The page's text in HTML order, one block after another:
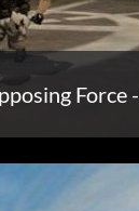
Force